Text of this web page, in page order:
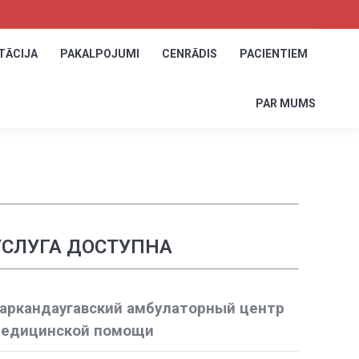
PAKALPOJUMI CENRĀDIS PACIENTIEM
PAR MUMS
ДОСТУПНА
амбулаторный центр
помощи
PAKALPOJUMI CENRĀDIS PACIENTIEM
PAR MUMS